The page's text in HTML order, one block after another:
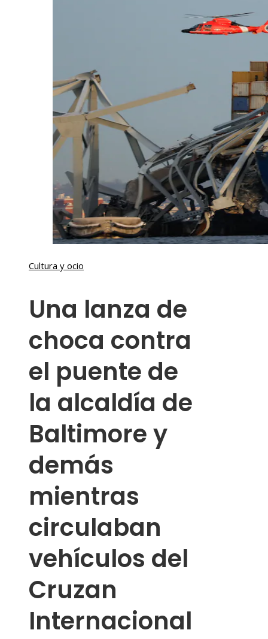
Cultura y ocio
Una lanza de
choca contra
el puente de
la alcaldía de
Baltimore y
demás
mientras
circulaban
vehículos del
Cruzan
Internacional